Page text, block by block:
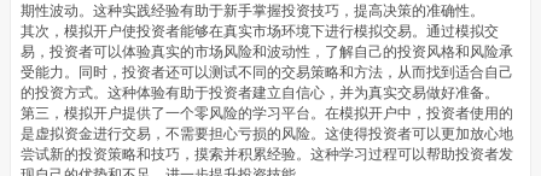
期性波动。这种实践经验有助于新手掌握投资技巧，提高决策的准确性。
其次，模拟开户使投资者能够在真实市场环境下进行模拟交易。通过模拟交
易，投资者可以体验真实的市场风险和波动性，了解自己的投资风格和风险承
受能力。同时，投资者还可以测试不同的交易策略和方法，从而找到适合自己
的投资方式。这种体验有助于投资者建立自信心，并为真实交易做好准备。
第三，模拟开户提供了一个零风险的学习平台。在模拟开户中，投资者使用的
是虚拟资金进行交易，不需要担心亏损的风险。这使得投资者可以更加放心地
尝试新的投资策略和技巧，摸索并积累经验。这种学习过程可以帮助投资者发